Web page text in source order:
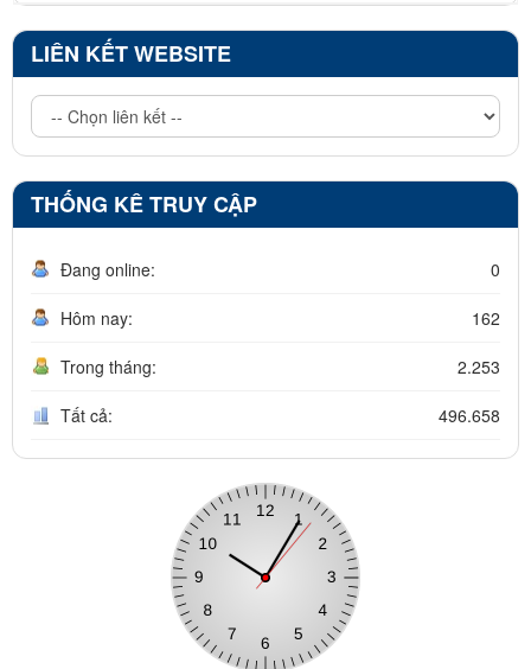
LIÊN KẾT WEBSITE
THỐNG KÊ TRUY CẬP
Đang online: 0
Hôm nay: 162
Trong tháng: 2.253
Tất cả: 496.658